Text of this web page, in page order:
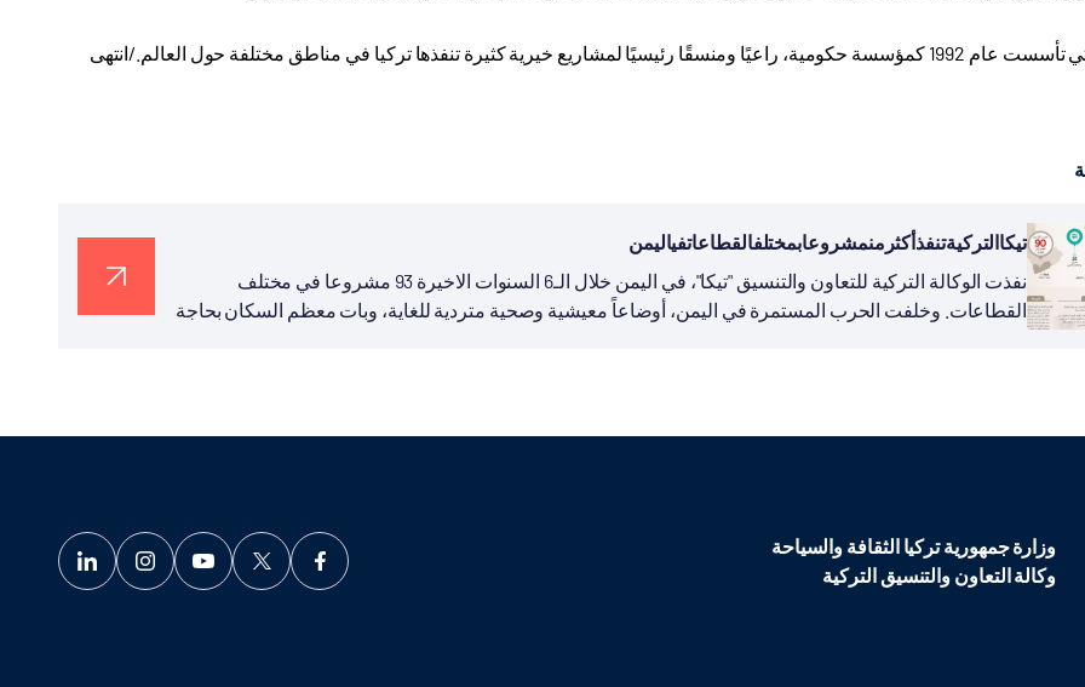
لمشاريع خيرية كثيرة تنفذها تركيا في مناطق مختلفة حول العالم./انتهى
تيكاالتركيةتنفذأكثرمنمشروعابمختلفالقطاعاتفياليمن
نفذت الوكالة التركية للتعاون والتنسيق "تيكا"، في اليمن خلال الـ6 السنوات الاخيرة 93 مشروعا في مختلف
القطاعات. وخلفت الحرب المستمرة في اليمن، أوضاعاً معيشية وصحية متردية للغاية، وبات معظم السكان بحاجة
وزارة جمهورية تركيا الثقافة والسياحة
وكالة التعاون والتنسيق التركية